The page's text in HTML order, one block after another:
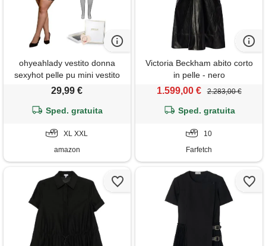
ohyeahlady vestito donna
sexyhot pelle pu mini vestito
discoteca corto abito
taglie forti bodycon clubwear
nero+calze
29,99 €
Sped. gratuita
XL XXL
amazon
Victoria Beckham abito corto
in pelle - nero
1.599,00 € 2.283,00 €
Sped. gratuita
10
Farfetch